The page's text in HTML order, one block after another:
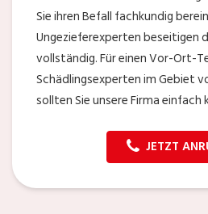
Sie ihren Befall fachkundig
Ungezieferexperten beseitigen
vollständig. Für einen Vor-Ort-
Schädlingsexperten im Gebiet
sollten Sie unsere Firma
JETZT